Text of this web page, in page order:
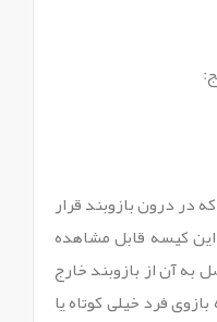
در درون بازوبند قرار
کیسه قابل مشاهده
به آن از بازوبند خارج
فرد خیلی کوتاه یا